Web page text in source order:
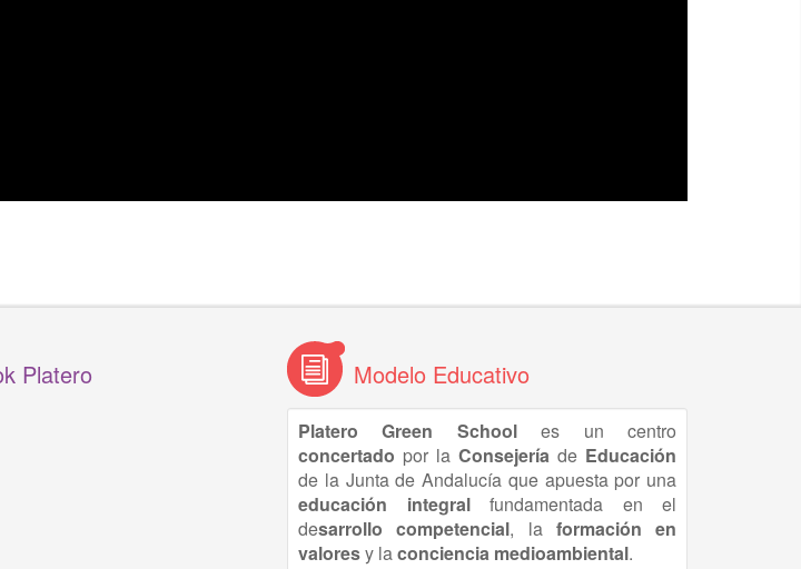
Platero Modelo Educativo
Platero Green Schooles un centro
concertado por la Consejería de Educación
de la Junta de Andalucía que apuesta por una
educación
integralfundamentada en el
desarrollo competencial, la formación en
valoresy laconciencia medioambiental.